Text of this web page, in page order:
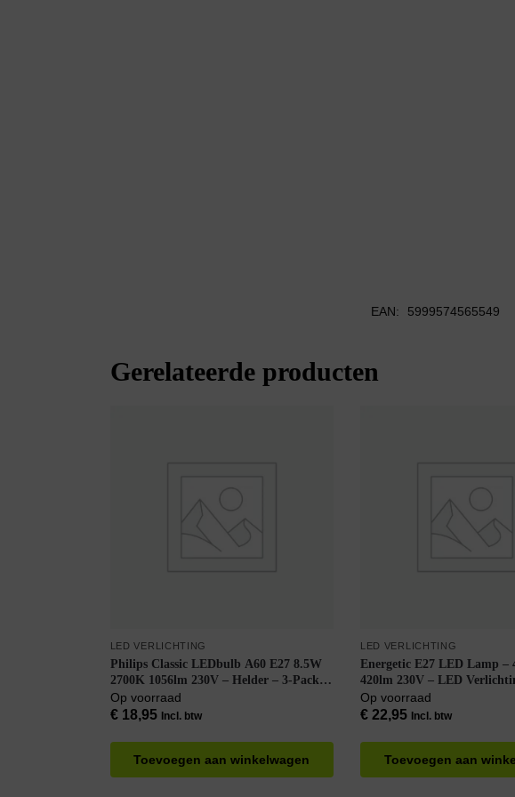
EAN: 5999574565549
Gerelateerde producten
LED VERLICHTING
Philips Classic LEDbulb A60 E27 8.5W
2700K 1056lm 230V – Helder – 3-Pack –
Warm Wit
Op voorraad
€18,95 Incl. btw
Toevoegen aan winkelwagen
LED VERLICHTING
Energetic E27 LED Lamp –
420lm 230V – LED
Edison ST64 – Warm Wit –
stuks
Op voorraad
€22,95 Incl. btw
Toevoegen aan